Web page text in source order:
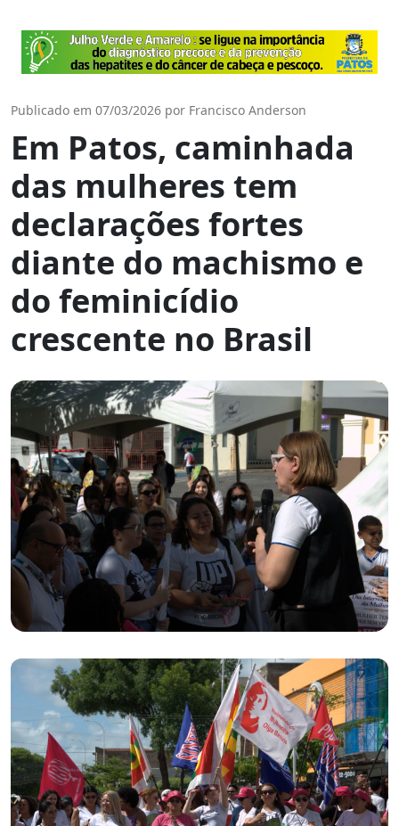
Publicado em 07/03/2026 por Francisco Anderson
Em Patos, caminhada
das mulheres tem
declarações fortes
diante do machismo e
do feminicídio
crescente no Brasil